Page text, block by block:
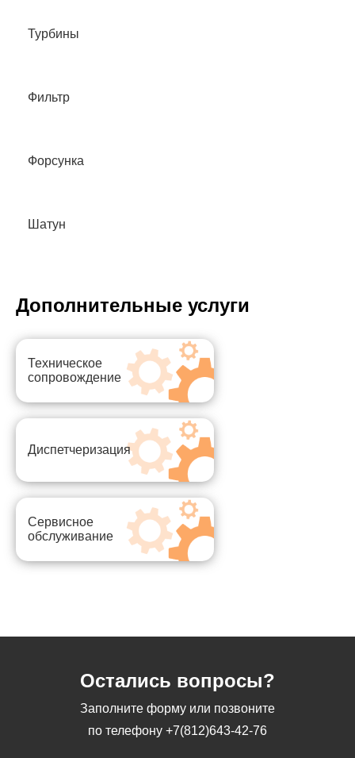
Турбины
Фильтр
Форсунка
Шатун
Дополнительные услуги
Техническое
сопровождение
Диспетчеризация
Сервисное
обслуживание
Остались вопросы?
Заполните форму или позвоните
по телефону +7(812)643-42-76